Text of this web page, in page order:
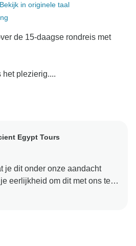
Bekijk in originele taal
de 15-daagse rondreis met
het plezierig....
Egypt Tours
je dit onder onze aandacht
eerlijkheid om dit met ons te
je niet tevreden bent met je